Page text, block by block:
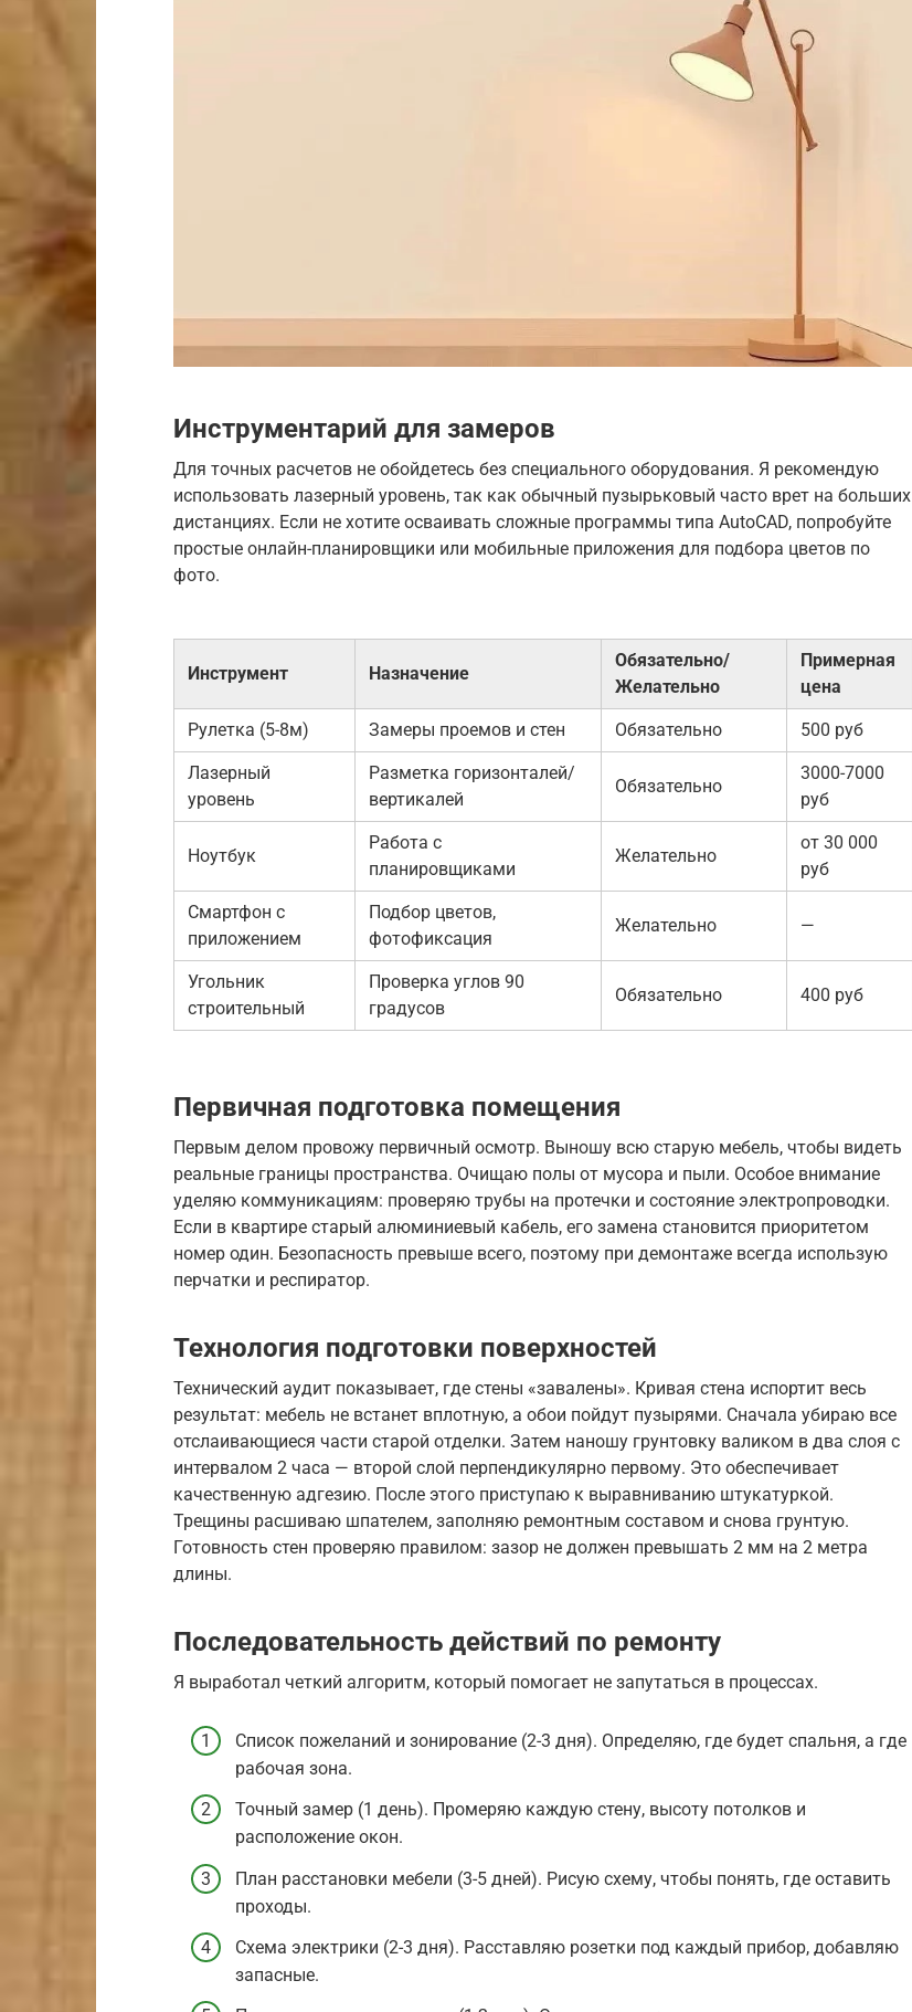
Инструментарий для замеров
Для точных расчетов не обойдетесь без специального оборудования. Я рекомендую
использовать лазерный уровень, так как обычный пузырьковый часто врет на больших
дистанциях. Если не хотите осваивать сложные программы типа AutoCAD, попробуйте
простые онлайн-планировщики или мобильные приложения для подбора цветов по
фото.
Инструмент Назначение
Обязательно/
Желательно
Примерная
цена
Рулетка (5-8м) Замеры проемов и стен Обязательно 500 руб
Лазерный
уровень
Разметка горизонталей/
вертикалей
Обязательно
3000-7000
руб
Ноутбук
Работа с
планировщиками
Желательно
от 30 000
руб
Смартфон с
приложением
Подбор цветов,
фотофиксация
Желательно —
Угольник
строительный
Проверка углов 90
градусов
Обязательно 400 руб
Первичная подготовка помещения
Первым делом провожу первичный осмотр. Выношу всю старую мебель, чтобы видеть
реальные границы пространства. Очищаю полы от мусора и пыли. Особое внимание
уделяю коммуникациям: проверяю трубы на протечки и состояние электропроводки.
Если в квартире старый алюминиевый кабель, его замена становится приоритетом
номер один. Безопасность превыше всего, поэтому при демонтаже всегда использую
перчатки и респиратор.
Технология подготовки поверхностей
Технический аудит показывает, где стены «завалены». Кривая стена испортит весь
результат: мебель не встанет вплотную, а обои пойдут пузырями. Сначала убираю все
отслаивающиеся части старой отделки. Затем наношу грунтовку валиком в два слоя с
интервалом 2 часа — второй слой перпендикулярно первому. Это обеспечивает
качественную адгезию. После этого приступаю к выравниванию штукатуркой.
Трещины расшиваю шпателем, заполняю ремонтным составом и снова грунтую.
Готовность стен проверяю правилом: зазор не должен превышать 2 мм на 2 метра
длины.
Последовательность действий по ремонту
Я выработал четкий алгоритм, который помогает не запутаться в процессах.
Список пожеланий и зонирование (2-3 дня). Определяю, где будет спальня, а где
рабочая зона.
Точный замер (1 день). Промеряю каждую стену, высоту потолков и
расположение окон.
План расстановки мебели (3-5 дней). Рисую схему, чтобы понять, где оставить
проходы.
Схема электрики (2-3 дня). Расставляю розетки под каждый прибор, добавляю
запасные.